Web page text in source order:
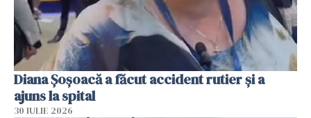
Diana Șoșoacă a făcut accident rutier și a
ajuns la spital
30 IULIE 2026